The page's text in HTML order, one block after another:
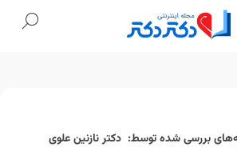
بررسی شده توسط: دکتر نازنین علوی